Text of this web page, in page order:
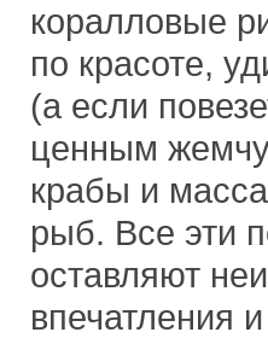
коралловые
по красоте,
(а если
ценным
крабы и масса
рыб. Все эти
оставляют
впечатления